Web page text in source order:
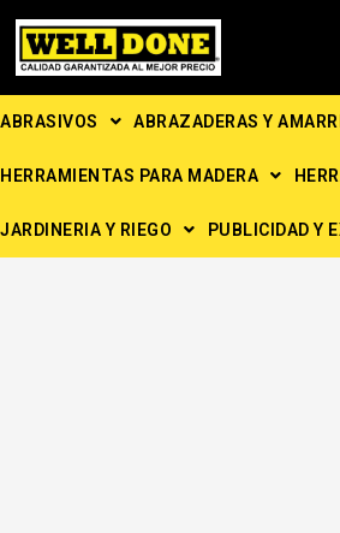
contenido
ABRASIVOS ABRAZADERAS Y
HERRAMIENTAS PARA MADERA
JARDINERIA Y RIEGO PUBLICIDAD Y